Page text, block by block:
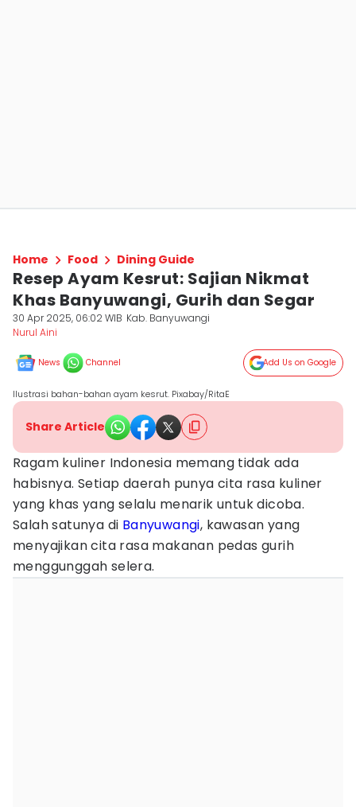
Home Food Dining Guide
Resep Ayam Kesrut: Sajian Nikmat
Khas Banyuwangi, Gurih dan Segar
30 Apr 2025, 06:02 WIB Kab. Banyuwangi
Nurul Aini
News Channel Add Us on Google
Ilustrasi bahan-bahan ayam kesrut. Pixabay/RitaE
Share Article
Ragam kuliner Indonesia memang tidak ada
habisnya. Setiap daerah punya cita rasa kuliner
yang khas yang selalu menarik untuk dicoba.
Salah satunya di Banyuwangi, kawasan yang
menyajikan cita rasa makanan pedas gurih
menggunggah selera.